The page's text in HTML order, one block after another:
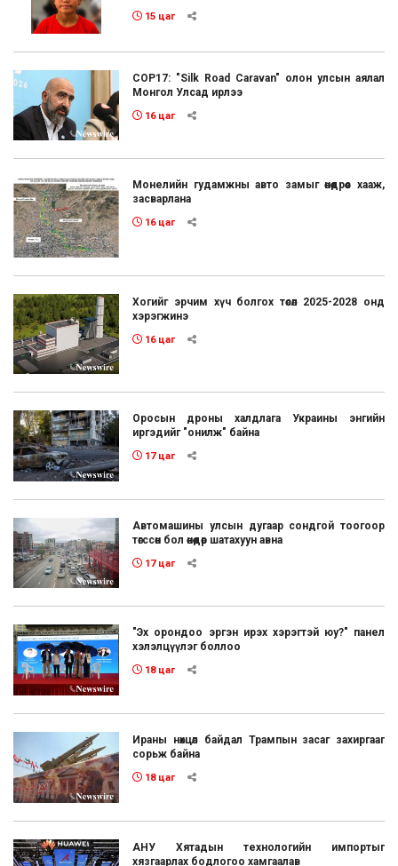
15 цаг
COP17: "Silk Road Caravan" олон улсын аялал
Монгол Улсад ирлээ
16 цаг
Монелийн гудамжны авто замыг өнөөдрөөс хааж,
засварлана
16 цаг
Хогийг эрчим хүч болгох төсөл 2025-2028 онд
хэрэгжинэ
16 цаг
Оросын дроны халдлага Украины энгийн
иргэдийг "онилж" байна
17 цаг
Автомашины улсын дугаар сондгой тоогоор
төгссөн бол өнөөдөр шатахуун авна
17 цаг
"Эх орондоо эргэн ирэх хэрэгтэй юу?" панел
хэлэлцүүлэг боллоо
18 цаг
Ираны нөхцөл байдал Трампын засаг захиргааг
сорьж байна
18 цаг
АНУ Хятадын технологийн импортыг
хязгаарлах бодлогоо хамгаалав